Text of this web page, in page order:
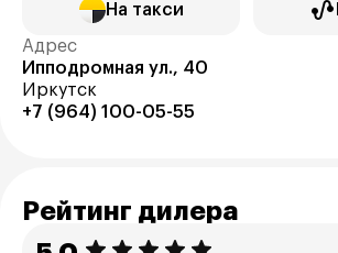
На такси
Адрес
Ипподромная ул., 40
Иркутск
+7 (964) 100-05-55
Рейтинг дилера